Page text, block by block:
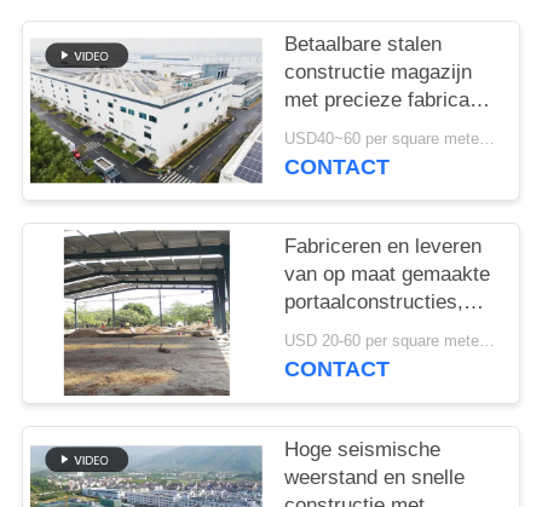
SITEMAP
PRIVACYBELEID
Betaalbare stalen
constructie magazijn
met precieze fabricage
en one-stop
leveringsoplossing
USD40~60 per square meter MOQ:1000 sqm
CONTACT
Fabriceren en leveren
van op maat gemaakte
portaalconstructies,
staalconstructie
magazijn in Benin
USD 20-60 per square meter MOQ:1000 Vierkante Meter
CONTACT
Hoge seismische
weerstand en snelle